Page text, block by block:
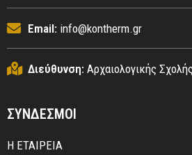
Email: info@kontherm.gr
Διεύθυνση: Αρχαιολογικής
ΣΥΝΔΕΣΜΟΙ
Η ΕΤΑΙΡΕΙΑ